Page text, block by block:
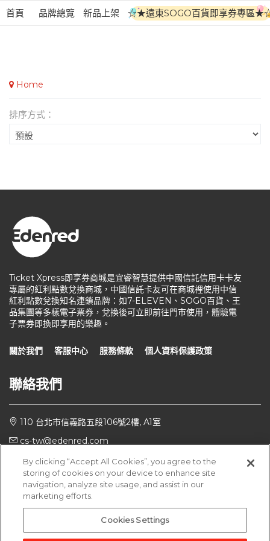
首頁 品牌總覽 新品上架 ☆★遠東SOGO百貨即享券專區
Home
排序方式：
Ticket Xpress即享券商城是宜睿智慧提供中國信託信用卡卡友
專屬的紅利點數兌換商城，中國信託卡友可在商城裡使用中信
紅利點數兌換知名連鎖品牌：如7-ELEVEN、SOGO百貨、王
品集團等多樣電子票券，兌換後可立即前往門市使用，體驗電
子票券即換即享用的樂趣。
關於我們 客服中心 服務條款 個人資料保護政策
聯絡我們
110 台北市信義路五段106號2樓, A1室
cs-tw@edenred.com
週一～週五 10:00至18:00
版權所有 ©新加坡商宜睿智慧股份有限公司台灣分公司
By clicking “Accept All Cookies”, you agree to the
storing of cookies on your device to enhance site
navigation, analyze site usage, and assist in our
marketing efforts.
Cookies Settings